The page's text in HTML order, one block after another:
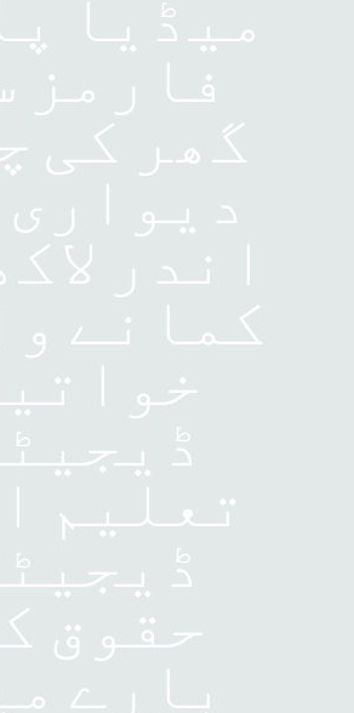
میڈیا
فارمز
گھر کی
اندر
کمانے
تعلیم
حقوق
بارے